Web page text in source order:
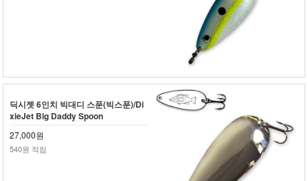
딕시젯 6인치 빅대디 스푼(빅스푼)/Di
xieJet Big Daddy Spoon
27,000원
540원 적립